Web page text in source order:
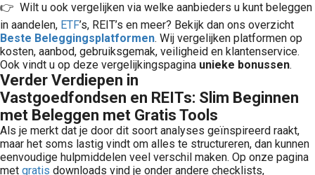
👉 Wilt u ook vergelijken via welke aanbieders u kunt beleggen
in aandelen, ETF’s, REIT’s en meer? Bekijk dan ons overzicht
Beste Beleggingsplatformen. Wij vergelijken platformen op
kosten, aanbod, gebruiksgemak, veiligheid en klantenservice.
Ook vindt u op deze vergelijkingspagina unieke bonussen.
Verder Verdiepen in
Vastgoedfondsen en REITs: Slim Beginnen
met Beleggen met Gratis Tools
Als je merkt dat je door dit soort analyses geïnspireerd raakt,
maar het soms lastig vindt om alles te structureren, dan kunnen
eenvoudige hulpmiddelen veel verschil maken. Op onze pagina
met gratis downloads vind je onder andere checklists,